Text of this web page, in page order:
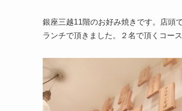
銀座三越11階のお好み焼きです。店頭
ランチで頂きました。２名で頂くコー